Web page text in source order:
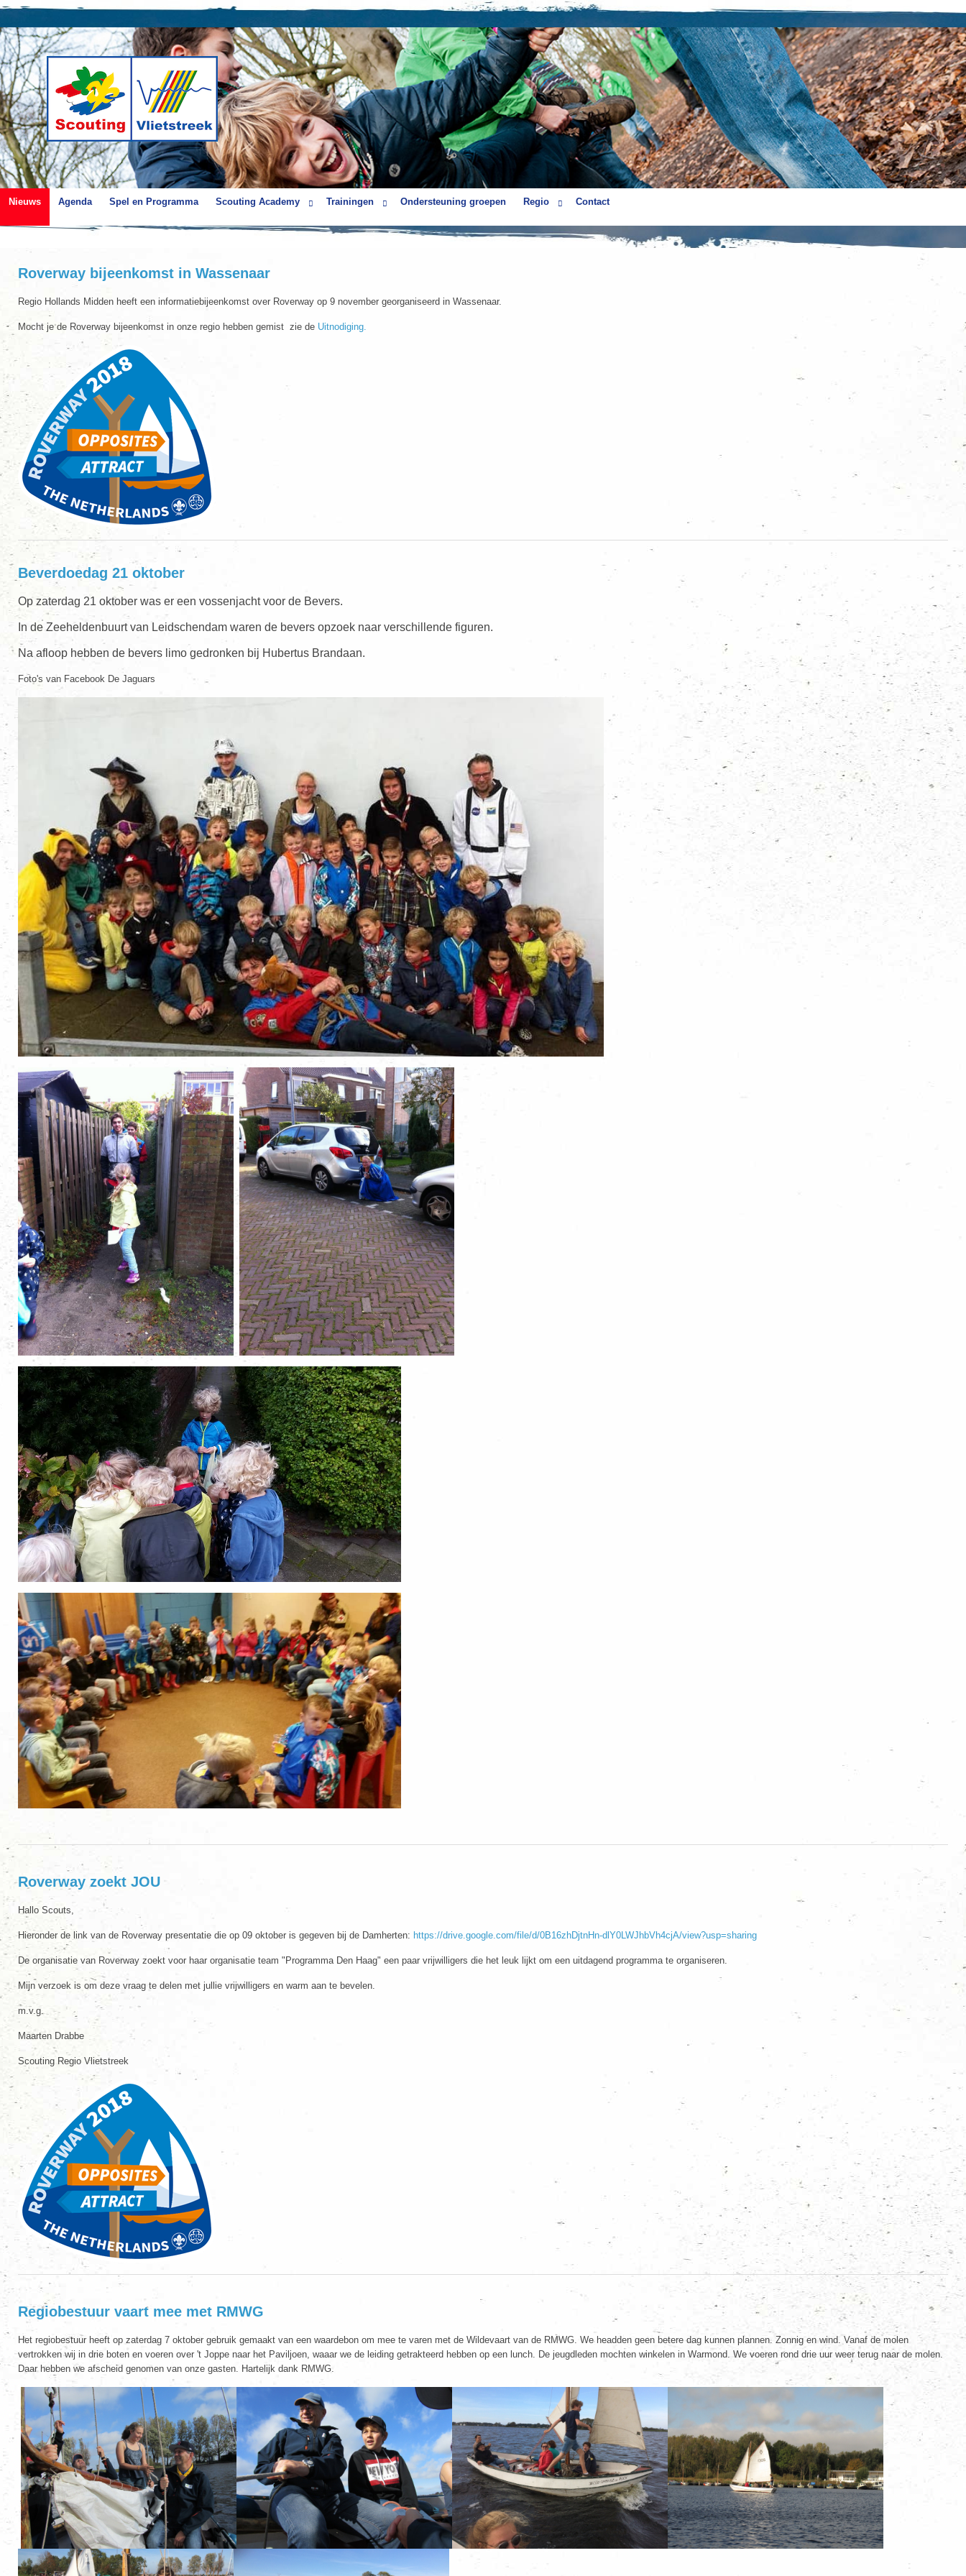
Nieuws Agenda Spel en Programma Scouting Academy Trainingen Ondersteuning groepen Regio Contact
Roverway bijeenkomst in Wassenaar
Regio Hollands Midden heeft een informatiebijeenkomst over Roverway op 9 november georganiseerd in Wassenaar.
Mocht je de Roverway bijeenkomst in onze regio hebben gemist zie de Uitnodiging.
Beverdoedag 21 oktober
Op zaterdag 21 oktober was er een vossenjacht voor de Bevers.
In de Zeeheldenbuurt van Leidschendam waren de bevers opzoek naar verschillende figuren.
Na afloop hebben de bevers limo gedronken bij Hubertus Brandaan.
Foto's van Facebook De Jaguars
Roverway zoekt JOU
Hallo Scouts,
Hieronder de link van de Roverway presentatie die op 09 oktober is gegeven bij de Damherten: https://drive.google.com/file/d/0B16zhDjtnHn-dlY0LWJhbVh4cjA/view?usp=sharing
De organisatie van Roverway zoekt voor haar organisatie team "Programma Den Haag" een paar vrijwilligers die het leuk lijkt om een uitdagend programma te organiseren.
Mijn verzoek is om deze vraag te delen met jullie vrijwilligers en warm aan te bevelen.
m.v.g.
Maarten Drabbe
Scouting Regio Vlietstreek
Regiobestuur vaart mee met RMWG
Het regiobestuur heeft op zaterdag 7 oktober gebruik gemaakt van een waardebon om mee te varen met de Wildevaart van de RMWG. We headden geen betere dag kunnen plannen. Zonnig en wind. Vanaf de molen
vertrokken wij in drie boten en voeren over 't Joppe naar het Paviljoen, waaar we de leiding getrakteerd hebben op een lunch. De jeugdleden mochten winkelen in Warmond. We voeren rond drie uur weer terug naar de molen.
Daar hebben we afscheid genomen van onze gasten. Hartelijk dank RMWG.